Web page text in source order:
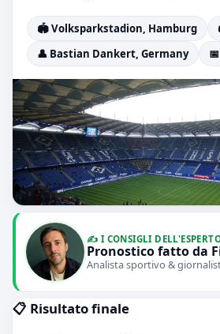
🏟️ Volksparkstadion, Hamburg
👤 Bastian Dankert, Germany
✍️ I CONSIGLI
Pronostico fatto da
Analista sportivo &
📋 Risultato finale